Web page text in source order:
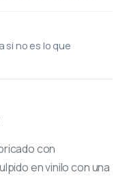
si no es lo que
con
en vinilo con una